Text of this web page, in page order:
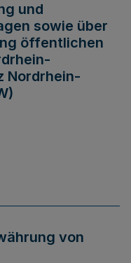
und
sowie über
öffentlichen
Nordrhein-
von